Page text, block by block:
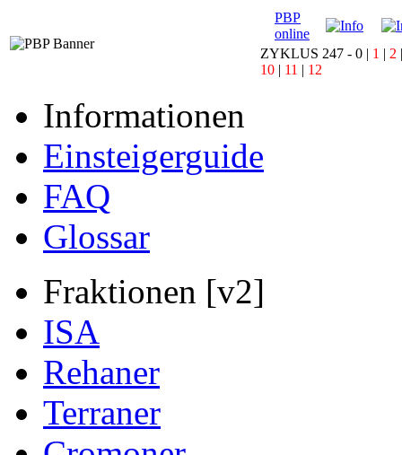
PBP
online
ZYKLUS 247 - 0 | 1 | 2
10 | 11 | 12
Informationen
Einsteigerguide
FAQ
Glossar
Fraktionen [v2]
ISA
Rehaner
Terraner